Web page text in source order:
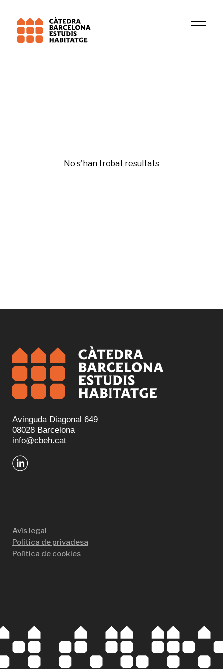
No s'han trobat resultats
Avinguda Diagonal 649
08028 Barcelona
info@cbeh.cat
Avís legal
Política de privadesa
Política de cookies